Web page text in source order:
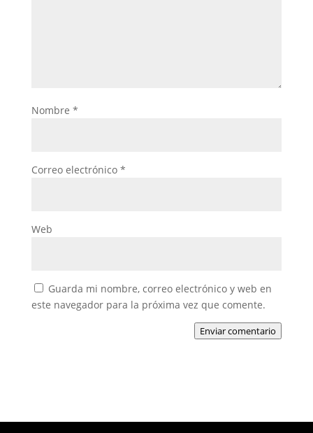
Nombre *
Correo electrónico *
Web
Guarda mi nombre, correo electrónico y web en
este navegador para la próxima vez que comente.
Enviar comentario